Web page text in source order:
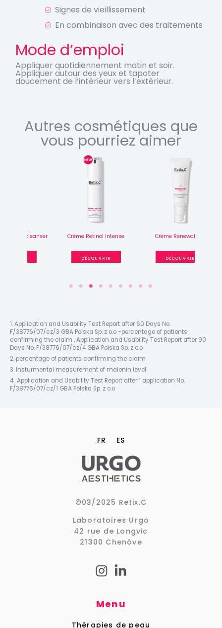
Signes de vieillissement
En combinaison avec des traitements
Mode d’emploi
Appliquer quotidiennement matin et soir.
Appliquer autour des yeux et tapoter
doucement de l’intérieur vers l’extérieur.
Autres cosmétiques que
vous pourriez aimer
Crème Retinol Intense
DÉCOUVRIR
Crème Renewal TGF
DÉCOUVRIR
1. Application and Usability Test Report after 60 Days No.
F/38776/07/cz/3 GBA Polska Sp. z o.o -percentage of patients
confirming the claim , Application and Usability Test Report after 90
Days No. F/38776/07/cz/4 GBA Polska Sp. z o.o
2. percentage of patients confirming the claim
3. Insturmental measurement of malenin level
4.. Application and Usability Test Report after 1 application No.
F/38776/07/cz/1 GBA Polska Sp. z o.o
FR ES
©03/2025 Retix.C
Laboratoires Urgo
42 rue de Longvic
21300 Chenôve
Menu
Thérapies de peau